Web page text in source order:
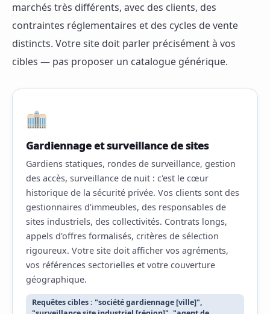
marchés très différents, avec des clients, des
contraintes réglementaires et des cycles de vente
distincts. Votre site doit parler précisément à vos
cibles — pas proposer un catalogue générique.
Gardiennage et surveillance de sites
Gardiens statiques, rondes de surveillance, gestion
des accès, surveillance de nuit : c'est le cœur
historique de la sécurité privée. Vos clients sont des
gestionnaires d'immeubles, des responsables de
sites industriels, des collectivités. Contrats longs,
appels d'offres formalisés, critères de sélection
rigoureux. Votre site doit afficher vos agréments,
vos références sectorielles et votre couverture
géographique.
Requêtes cibles : "société gardiennage [ville]",